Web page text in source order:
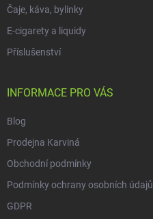
Čaje, káva, bylinky
E-cigarety a liquidy
Příslušenství
INFORMACE PRO VÁS
Blog
Prodejna Karviná
Obchodní podmínky
Podmínky ochrany osobních údajů
GDPR